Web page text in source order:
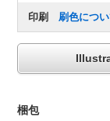
印刷 刷色につ
梱包